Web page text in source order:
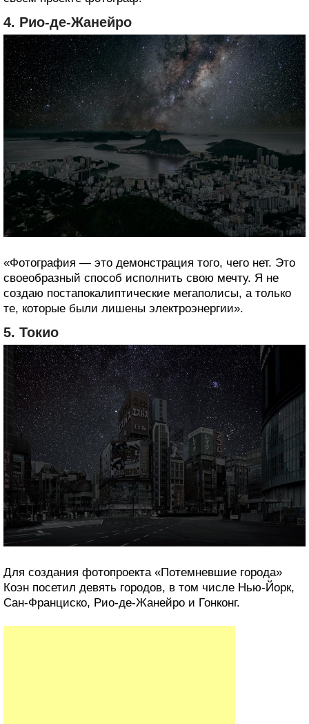
4. Рио-де-Жанейро
«Фотография — это демонстрация того, чего нет. Это
своеобразный способ исполнить свою мечту. Я не
создаю постапокалиптические мегаполисы, а только
те, которые были лишены электроэнергии».
5. Токио
Для создания фотопроекта «Потемневшие города»
Коэн посетил девять городов, в том числе Нью-Йорк,
Сан-Франциско, Рио-де-Жанейро и Гонконг.